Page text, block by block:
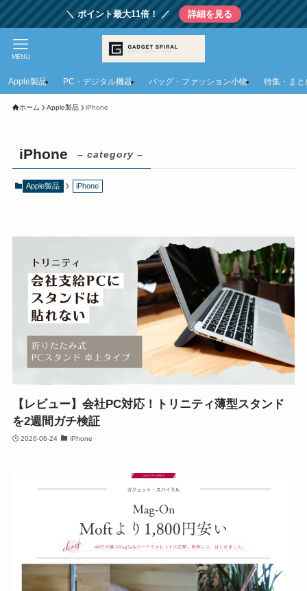
＼ ポイント最大11倍！ ／ 詳細を見る
MENU
Apple製品 PC・デジタル機器 バッグ・ファッション小物 特集・まと
ホーム Apple製品 iPhone
iPhone – category –
Apple製品 iPhone
【レビュー】会社PC対応！トリニティ薄型スタンド
を2週間ガチ検証
2026-06-24 iPhone